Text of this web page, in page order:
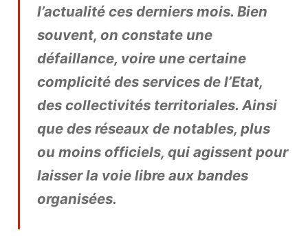
l’actualité ces derniers mois. Bien
souvent, on constate une
défaillance, voire une certaine
complicité des services de l’Etat,
des collectivités territoriales. Ainsi
que des réseaux de notables, plus
ou moins officiels, qui agissent pour
laisser la voie libre aux bandes
organisées.